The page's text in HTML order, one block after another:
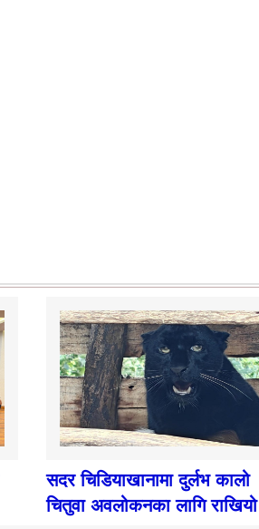
सदर चिडियाखानामा दुर्लभ कालो
चितुवा अवलोकनका लागि राखियो |